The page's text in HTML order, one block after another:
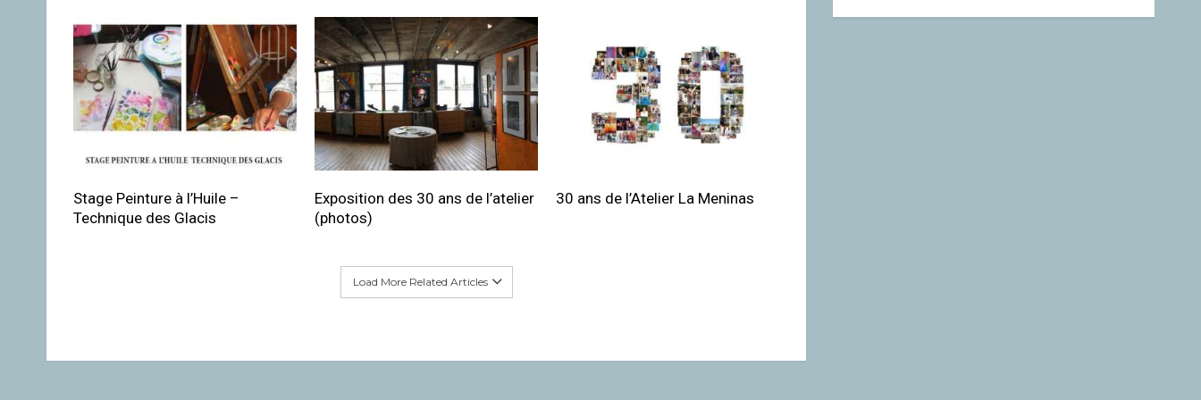
Stage Peinture à l’Huile –
Technique des Glacis
Exposition des 30 ans de l’atelier
(photos)
30 ans de l’Atelier La Meninas
Load More Related Articles